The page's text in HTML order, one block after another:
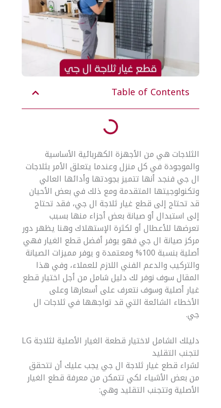
Table of Contents
الثلاجات هي من الأجهزة الكهربائية الأساسية
والموجودة في كل منزل وعندما يتعلق الأمر بثلاجات
ال جي فنجد أنها تتميز بجودتها وأدائها العالي
وتكنولوجيتها المتقدمة ومع ذلك في بعض الأحيان
قد تحتاج إلى قطع غيار ثلاجة ال جي، فقد تحتاج
إلى استبدال أو صيانة بعض أجزاء منها بسبب
تعرضها للأعطال أو لكثرة الإستهلاك وهنا يظهر دور
مركز صيانة ال جي فهو يوفر أفضل قطع الغيار فهي
أصلية بنسبة 100% ومعتمدة و يوفر مميزات الصيانة
والتركيب والدعم الفني اللازم للعملاء، وفي هذا
المقال سوف نوفر لك دليل شامل من أجل اختيار قطع
غيار أصلية وسوف نتعرف على أسعارها وعلى
الأخطاء الشائعة التي قد تواجهها في ثلاجات ال
جي.
دليلك الشامل لاختيار قطعة الغيار الأصلية لثلاجة LG
لتجنب التقليد
لشراء قطع غيار ثلاجة ال جي يجب عليك أن تتحقق
من بعض الأشياء لكي تتمكن من معرفة قطع الغيار
الأصلية وتتجنب التقليد وهي: